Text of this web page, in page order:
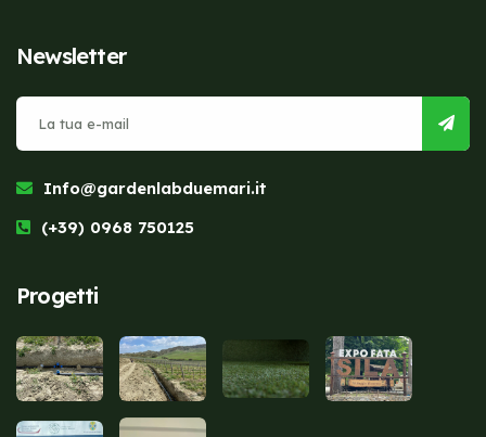
Newsletter
Info@gardenlabduemari.it
(+39) 0968 750125
Progetti